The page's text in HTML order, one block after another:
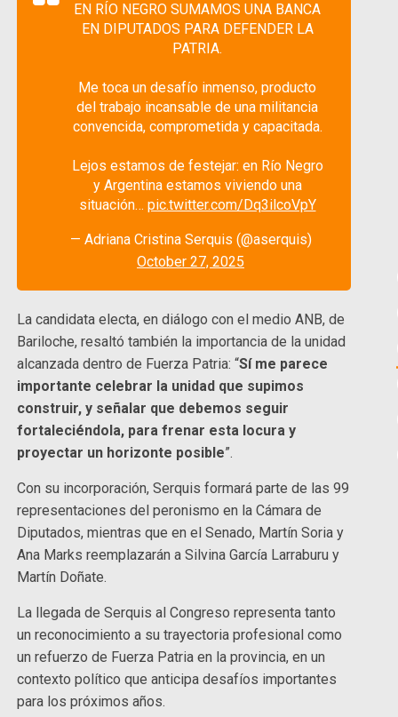
EN RÍO NEGRO SUMAMOS UNA BANCA
EN DIPUTADOS PARA DEFENDER LA
PATRIA.
Me toca un desafío inmenso, producto
del trabajo incansable de una militancia
convencida, comprometida y capacitada.
Lejos estamos de festejar: en Río Negro
y Argentina estamos viviendo una
situación… pic.twitter.com/Dq3ilcoVpY
— Adriana Cristina Serquis (@aserquis)
October 27, 2025
La candidata electa, en diálogo con el medio ANB, de
Bariloche, resaltó también la importancia de la unidad
alcanzada dentro de Fuerza Patria: “Sí me parece
importante celebrar la unidad que supimos
construir, y señalar que debemos seguir
fortaleciéndola, para frenar esta locura y
proyectar un horizonte posible”.
Con su incorporación, Serquis formará parte de las 99
representaciones del peronismo en la Cámara de
Diputados, mientras que en el Senado, Martín Soria y
Ana Marks reemplazarán a Silvina García Larraburu y
Martín Doñate.
La llegada de Serquis al Congreso representa tanto
un reconocimiento a su trayectoria profesional como
un refuerzo de Fuerza Patria en la provincia, en un
contexto político que anticipa desafíos importantes
para los próximos años.